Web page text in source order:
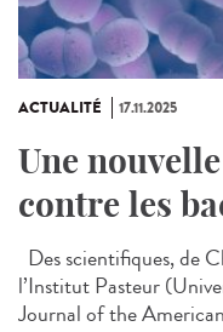
ACTUALITÉ 17.11.2025
Une
contre les
Des scientifiques, de
l’Institut Pasteur
Journal of the